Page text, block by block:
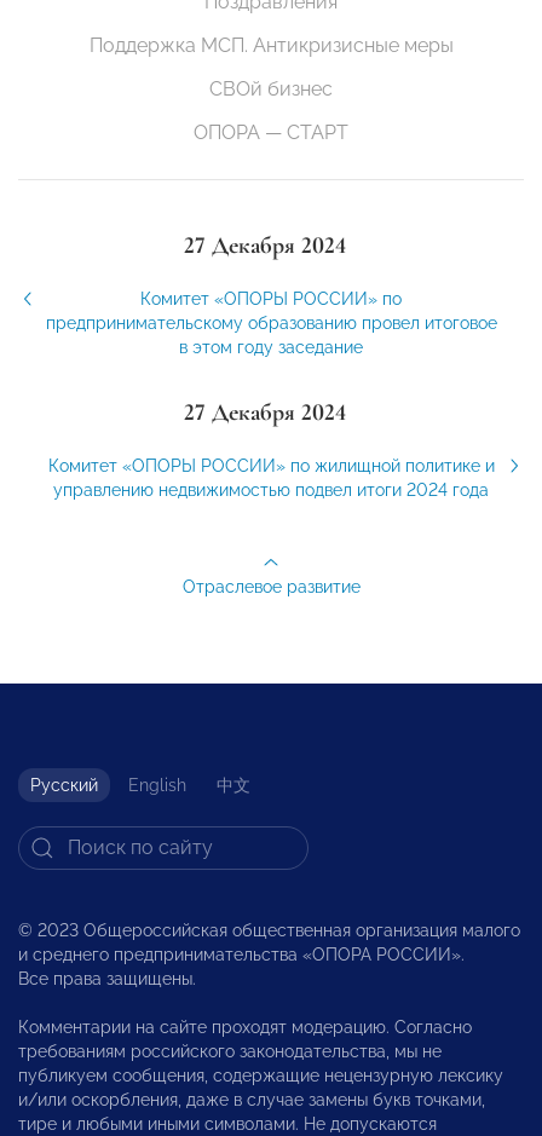
Поддержка МСП. Антикризисные меры
СВОй бизнес
ОПОРА — СТАРТ
27 Декабря 2024
Комитет «ОПОРЫ РОССИИ» по
предпринимательскому образованию провел итоговое
в этом году заседание
27 Декабря 2024
Комитет «ОПОРЫ РОССИИ» по жилищной политике и
управлению недвижимостью подвел итоги 2024 года
Отраслевое развитие
Русский English 中文
© 2023 Общероссийская общественная организация малого
и среднего предпринимательства «ОПОРА РОССИИ».
Все права защищены.
Комментарии на сайте проходят модерацию. Согласно
требованиям российского законодательства, мы не
публикуем сообщения, содержащие нецензурную лексику
и/или оскорбления, даже в случае замены букв точками,
тире и любыми иными символами. Не допускаются